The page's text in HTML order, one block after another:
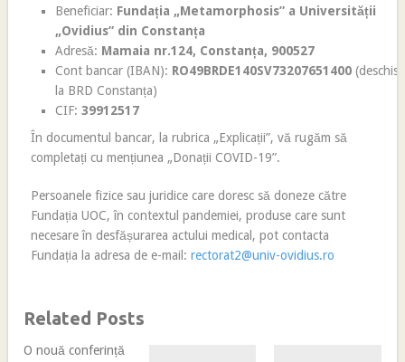
Beneficiar: Fundația „Metamorphosis” a Universității
„Ovidius” din Constanța
Adresă: Mamaia nr.124, Constanța, 900527
Cont bancar (IBAN): RO49BRDE140SV73207651400(deschis
la BRD Constanța)
CIF: 39912517
În documentul bancar, la rubrica „Explicații”, vă rugăm să
completați cu mențiunea „Donații COVID-19”.
Persoanele fizice sau juridice care doresc să doneze către
Fundația UOC, în contextul pandemiei, produse care sunt
necesare în desfășurarea actului medical, pot contacta
Fundația la adresa de e-mail: rectorat2@univ-ovidius.ro
Related Posts
O nouă conferință